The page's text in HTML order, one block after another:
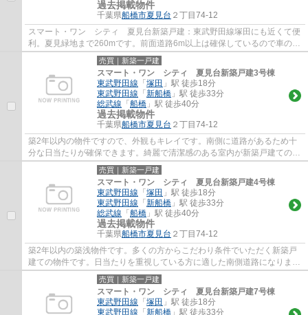
過去掲載物件
千葉県船橋市夏見台 ２丁目74-12
スマート・ワン シティ 夏見台新築戸建：東武野田線塚田にも近くて便
利。夏見緑地まで260mです。前面道路6m以上は確保しているので車の出
し入れもラクラクです。初めてのマイホーム...
売買｜新築一戸建
スマート・ワン シティ 夏見台新築戸建3号棟
東武野田線 「 塚田 」駅 徒歩18分
東武野田線 「 新船橋 」駅 徒歩33分
総武線 「 船橋 」駅 徒歩40分
過去掲載物件
千葉県船橋市夏見台 ２丁目74-12
築2年以内の物件ですので、外観もキレイです。南側に道路があるため十
分な日当たりが確保できます。綺麗で清潔感のある室内が新築戸建ての特
徴です。船橋市についてお問い合わせいただ...
売買｜新築一戸建
スマート・ワン シティ 夏見台新築戸建4号棟
東武野田線 「 塚田 」駅 徒歩18分
東武野田線 「 新船橋 」駅 徒歩33分
総武線 「 船橋 」駅 徒歩40分
過去掲載物件
千葉県船橋市夏見台 ２丁目74-12
築2年以内の築浅物件です。多くの方からこだわり条件でいただく新築戸
建ての物件です。日当たりを重視している方に適した南側道路になりま
す。当社スタッフが不動産の購入をサポートさ...
売買｜新築一戸建
スマート・ワン シティ 夏見台新築戸建7号棟
東武野田線 「 塚田 」駅 徒歩18分
東武野田線 「 新船橋 」駅 徒歩33分